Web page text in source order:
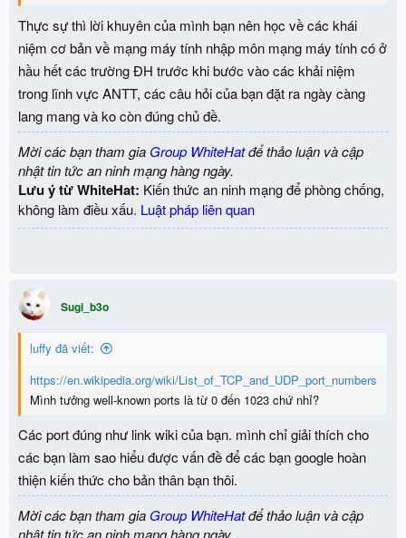
Thực sự thì lời khuyên của mình bạn nên học về các khái
niệm cơ bản về mạng máy tính nhập môn mạng máy tính có ở
hầu hết các trường ĐH trước khi bước vào các khải niệm
trong lĩnh vực ANTT, các câu hỏi của bạn đặt ra ngày càng
lang mang và ko còn đúng chủ đề.
Mời các bạn tham gia Group WhiteHatđể thảo luận và cập
nhật tin tức an ninh mạng hàng ngày.
Lưu ý từ WhiteHat: Kiến thức an ninh mạng để phòng chống,
không làm điều xấu. Luật pháp liên quan
Sugi_b3o
luffy đã viết:
https://en.wikipedia.org/wiki/List_of_TCP_and_UDP_port_numbers
Mình tưởng well-known ports là từ 0 đến 1023 chứ nhỉ?
Các port đúng như link wiki của bạn. mình chỉ giải thích cho
các bạn làm sao hiểu được vấn đề để các bạn google hoàn
thiện kiến thức cho bản thân bạn thôi.
Mời các bạn tham gia Group WhiteHatđể thảo luận và cập
nhật tin tức an ninh mạng hàng ngày.